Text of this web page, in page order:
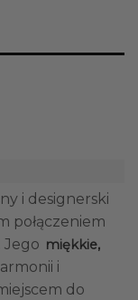
i designerski
połączeniem
Jego miękkie,
i
do